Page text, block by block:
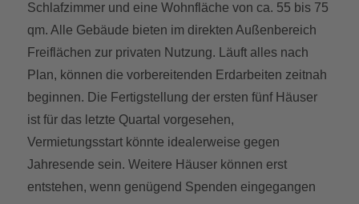
Schlafzimmer und eine Wohnfläche von ca. 55 bis 75
qm. Alle Gebäude bieten im direkten Außenbereich
Freiflächen zur privaten Nutzung. Läuft alles nach
Plan, können die vorbereitenden Erdarbeiten zeitnah
beginnen. Die Fertigstellung der ersten fünf Häuser
ist für das letzte Quartal vorgesehen,
Vermietungsstart könnte idealerweise gegen
Jahresende sein. Weitere Häuser können erst
entstehen, wenn genügend Spenden eingegangen